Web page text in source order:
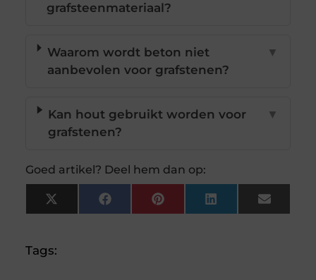
grafsteenmateriaal?
Waarom wordt beton niet
aanbevolen voor grafstenen?
▼
Kan hout gebruikt worden voor
grafstenen?
▼
Goed artikel? Deel hem dan op:
X
(Twitter)
FacebookPinterestLinkedInEmail
Tags: